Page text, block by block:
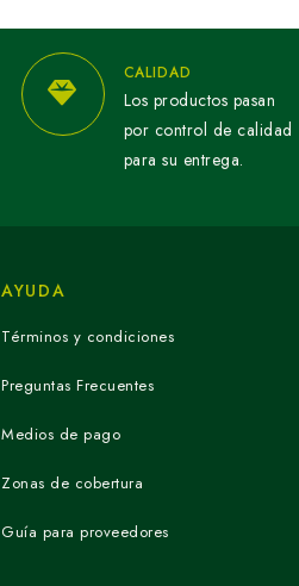
CALIDAD
Los productos pasan
por control de calidad
para su entrega.
AYUDA
Términos y condiciones
Preguntas Frecuentes
Medios de pago
Zonas de cobertura
Guía para proveedores